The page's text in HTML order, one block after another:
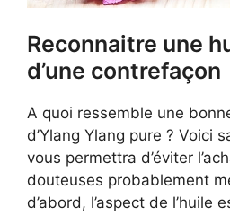
Reconnaitre une
d’une contrefaçon
A quoi ressemble une
d’Ylang Ylang pure ? Voici
vous permettra d’éviter
douteuses probablement
d’abord, l’aspect de l’huile